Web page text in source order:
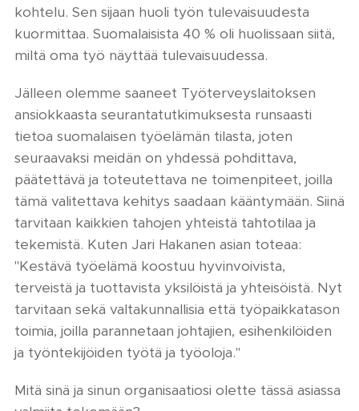
kohtelu. Sen sijaan huoli työn tulevaisuudesta
kuormittaa. Suomalaisista 40 % oli huolissaan siitä,
miltä oma työ näyttää tulevaisuudessa.
Jälleen olemme saaneet Työterveyslaitoksen
ansiokkaasta seurantatutkimuksesta runsaasti
tietoa suomalaisen työelämän tilasta, joten
seuraavaksi meidän on yhdessä pohdittava,
päätettävä ja toteutettava ne toimenpiteet, joilla
tämä valitettava kehitys saadaan kääntymään. Siinä
tarvitaan kaikkien tahojen yhteistä tahtotilaa ja
tekemistä. Kuten Jari Hakanen asian toteaa:
"Kestävä työelämä koostuu hyvinvoivista,
terveistä ja tuottavista yksilöistä ja yhteisöistä. Nyt
tarvitaan sekä valtakunnallisia että työpaikkatason
toimia, joilla parannetaan johtajien, esihenkilöiden
ja työntekijöiden työtä ja työoloja."
Mitä sinä ja sinun organisaatiosi olette tässä asiassa